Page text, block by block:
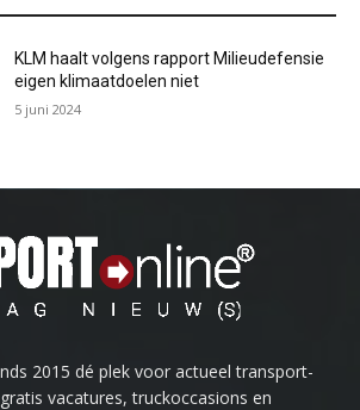
KLM haalt volgens rapport Milieudefensie
eigen klimaatdoelen niet
5 juni 2024
2015 dé plek voor actueel transport-
vacatures, truckoccasions en